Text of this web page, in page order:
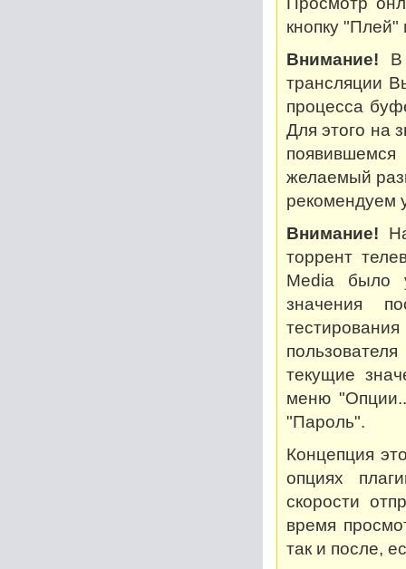
кнопку
Внимание! В
трансляции
процесса
Для этого на
желаемый
рекомендуем
Внимание!
торрент
Media было
значения
текущие
меню
"Пароль".
Концепция
опциях
скорости
время
так и после,